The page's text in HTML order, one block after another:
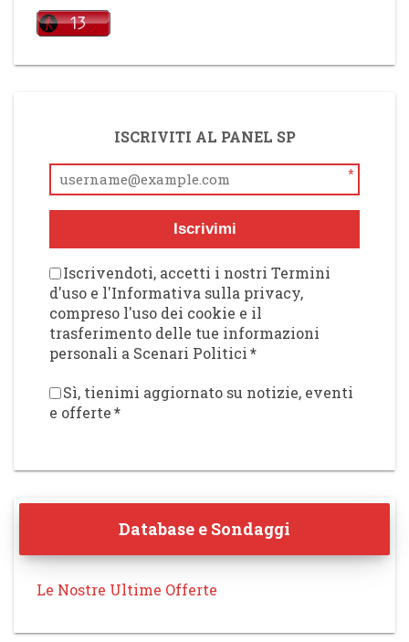
ISCRIVITI AL PANEL SP
*
Iscrivimi
Iscrivendoti, accetti i nostri Termini
d'uso e l'Informativa sulla privacy,
compreso l'uso dei cookie e il
trasferimento delle tue informazioni
personali a Scenari Politici*
Sì, tienimi aggiornato su notizie, eventi
e offerte*
Database e Sondaggi
Le Nostre Ultime Offerte